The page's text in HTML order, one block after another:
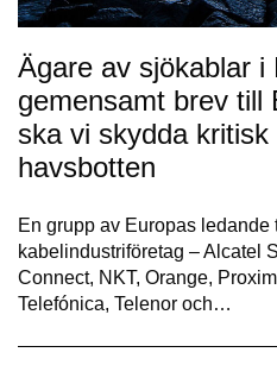
Ägare av sjökablar i
gemensamt brev till
ska vi skydda
havsbotten
En grupp av Europas ledande
kabelindustriföretag – Alcatel
Connect, NKT, Orange,
Telefónica, Telenor och…